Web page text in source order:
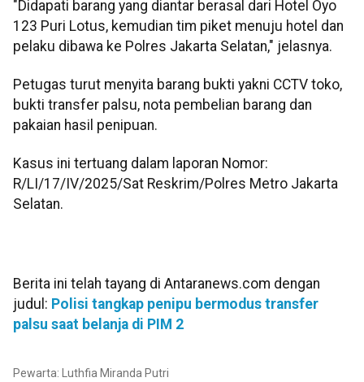
"Didapati barang yang diantar berasal dari Hotel Oyo
123 Puri Lotus, kemudian tim piket menuju hotel dan
pelaku dibawa ke Polres Jakarta Selatan," jelasnya.
Petugas turut menyita barang bukti yakni CCTV toko,
bukti transfer palsu, nota pembelian barang dan
pakaian hasil penipuan.
Kasus ini tertuang dalam laporan Nomor:
R/LI/17/IV/2025/Sat Reskrim/Polres Metro Jakarta
Selatan.
Berita ini telah tayang di Antaranews.com dengan
judul: Polisi tangkap penipu bermodus transfer
palsu saat belanja di PIM 2
Pewarta: Luthfia Miranda Putri